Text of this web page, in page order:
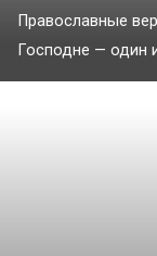
Православные
Господне — один